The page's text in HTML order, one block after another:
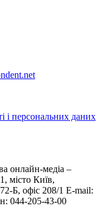
і персональних даних
онлайн-медіа –
місто Київ,
офіс 208/1 E-mail:
044-205-43-00